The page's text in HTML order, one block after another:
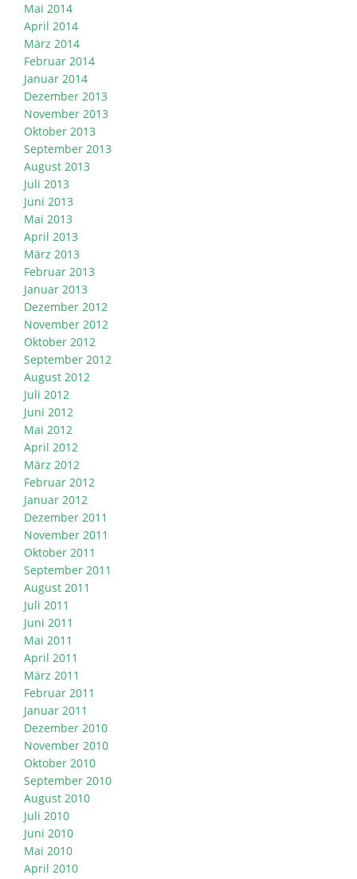
Mai 2014
April 2014
März 2014
Februar 2014
Januar 2014
Dezember 2013
November 2013
Oktober 2013
September 2013
August 2013
Juli 2013
Juni 2013
Mai 2013
April 2013
März 2013
Februar 2013
Januar 2013
Dezember 2012
November 2012
Oktober 2012
September 2012
August 2012
Juli 2012
Juni 2012
Mai 2012
April 2012
März 2012
Februar 2012
Januar 2012
Dezember 2011
November 2011
Oktober 2011
September 2011
August 2011
Juli 2011
Juni 2011
Mai 2011
April 2011
März 2011
Februar 2011
Januar 2011
Dezember 2010
November 2010
Oktober 2010
September 2010
August 2010
Juli 2010
Juni 2010
Mai 2010
April 2010